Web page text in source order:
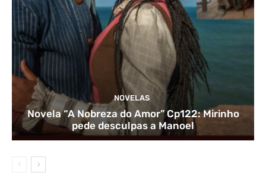
NOVELAS
Novela “A Nobreza do Amor” Cp122: Mirinho
pede desculpas a Manoel